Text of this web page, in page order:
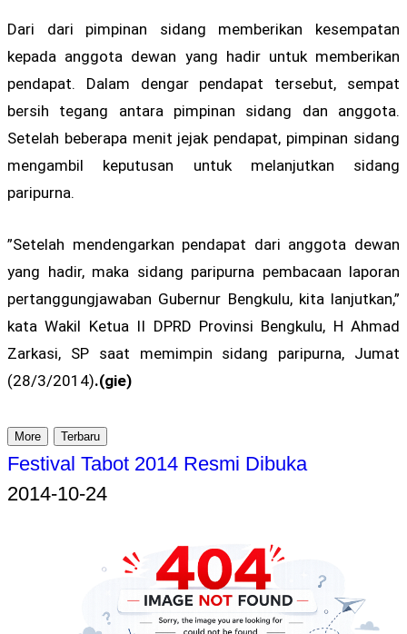
Dari dari pimpinan sidang memberikan kesempatan
kepada anggota dewan yang hadir untuk memberikan
pendapat. Dalam dengar pendapat tersebut, sempat
bersih tegang antara pimpinan sidang dan anggota.
Setelah beberapa menit jejak pendapat, pimpinan sidang
mengambil keputusan untuk melanjutkan sidang
paripurna.
”Setelah mendengarkan pendapat dari anggota dewan
yang hadir, maka sidang paripurna pembacaan laporan
pertanggungjawaban Gubernur Bengkulu, kita lanjutkan,”
kata Wakil Ketua II DPRD Provinsi Bengkulu, H Ahmad
Zarkasi, SP saat memimpin sidang paripurna, Jumat
(28/3/2014).(gie)
More Terbaru
Festival Tabot 2014 Resmi Dibuka
2014-10-24